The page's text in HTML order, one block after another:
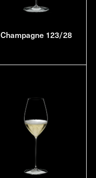
Champagne 123/28